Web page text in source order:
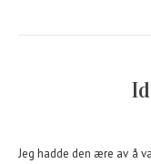
Jeg hadde den ære av å